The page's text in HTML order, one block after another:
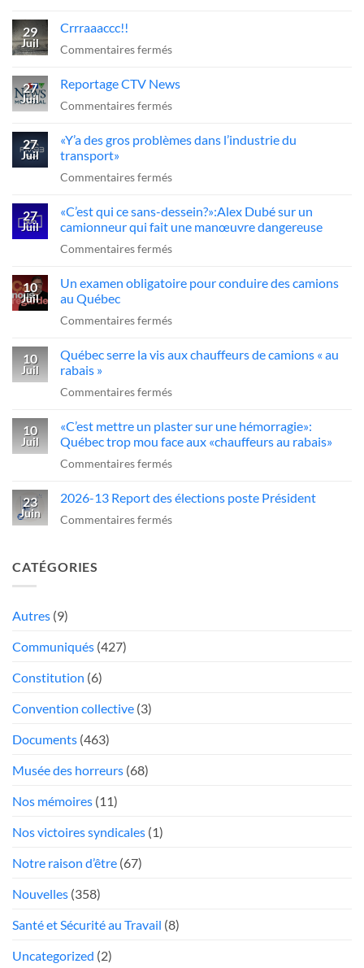
??
à
sur
l’A-
:
chauffeur
la
FCCRQ
presse
d’agir
29
Juil
Crrraaaccc!!
Commentaires ferméssur
27
Juil
Reportage CTV News
Commentaires ferméssur
CTV
27
Juil
«Y’a des gros problèmes dans l’industrie du
transport»
Commentaires ferméssur
des
gros
problèmes
l’industrie
transport»
27
Juil
«C’est qui ce sans-dessein?»:Alex Dubé sur un
camionneur qui fait une manœuvre dangereuse
Commentaires ferméssur
qui
sans-
Dubé
un
qui
manœuvre
dangereuse
10
Juil
Un examen obligatoire pour conduire des camions
au Québec
Commentaires ferméssur
examen
pour
des
camions
au
10
Juil
Québec serre la vis aux chauffeurs de camions « au
rabais »
Commentaires ferméssur
serre
la
vis
chauffeurs
de
10
Juil
«C’est mettre un plaster sur une hémorragie»:
Québec trop mou face aux «chauffeurs au rabais»
Commentaires ferméssur
mettre
un
23
Juin
2026-13 Report des élections poste Président
Commentaires ferméssur
CATÉGORIES
Autres (9)
Communiqués (427)
Constitution (6)
Convention collective (3)
Documents (463)
Musée des horreurs (68)
Nos mémoires (11)
Nos victoires syndicales (1)
Notre raison d’être (67)
Nouvelles (358)
Santé et Sécurité au Travail (8)
Uncategorized (2)